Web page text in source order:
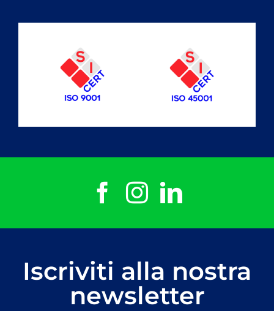
Iscriviti alla nostra
newsletter